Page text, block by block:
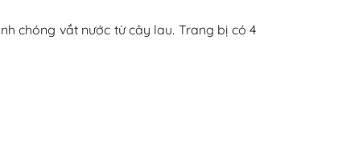
chóng vắt nước từ cây lau. Trang bị có 4